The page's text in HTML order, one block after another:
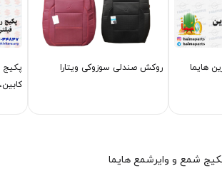
هایما روکش صندلی سوزوکی ویتارا
پکیج
شمع و وایرشمع هایما